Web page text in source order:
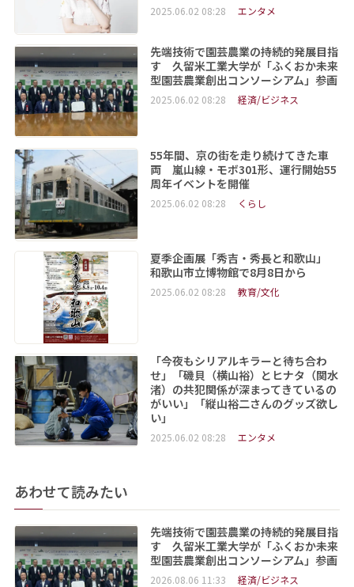
2025.06.02 08:28 エンタメ
先端技術で園芸農業の持続的発展目指
す 久留米工業大学が「ふくおか未来
型園芸農業創出コンソーシアム」参画
2025.06.02 08:28 経済/ビジネス
55年間、京の街を走り続けてきた車
両 嵐山線・モボ301形、運行開始55
周年イベントを開催
2025.06.02 08:28 くらし
夏季企画展「秀吉・秀長と和歌山」
和歌山市立博物館で8月8日から
2025.06.02 08:28 教育/文化
「今夜もシリアルキラーと待ち合わ
せ」「磯貝（横山裕）とヒナタ（関水
渚）の共犯関係が深まってきているの
がいい」「縦山裕二さんのグッズ欲し
い」
2025.06.02 08:28 エンタメ
あわせて読みたい
先端技術で園芸農業の持続的発展目指
す 久留米工業大学が「ふくおか未来
型園芸農業創出コンソーシアム」参画
2026.08.06 11:33 経済/ビジネス